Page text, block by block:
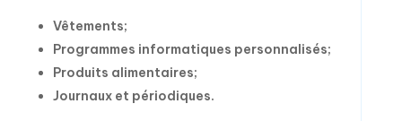
Vêtements;
Programmes informatiques personnalisés;
Produits alimentaires;
Journaux et périodiques.